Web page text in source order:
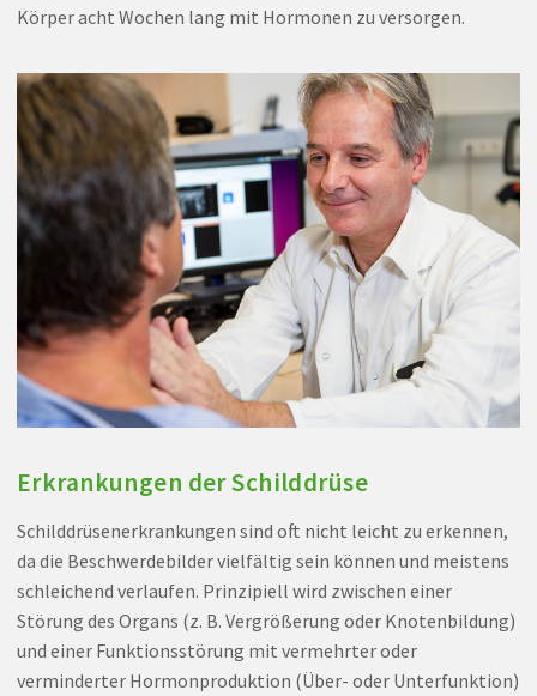
Körper acht Wochen lang mit Hormonen zu versorgen.
Erkrankungen der Schilddrüse
Schilddrüsenerkrankungen sind oft nicht leicht zu erkennen,
da die Beschwerdebilder vielfältig sein können und meistens
schleichend verlaufen. Prinzipiell wird zwischen einer
Störung des Organs (z. B. Vergrößerung oder Knotenbildung)
und einer Funktionsstörung mit vermehrter oder
verminderter Hormonproduktion (Über- oder Unterfunktion)